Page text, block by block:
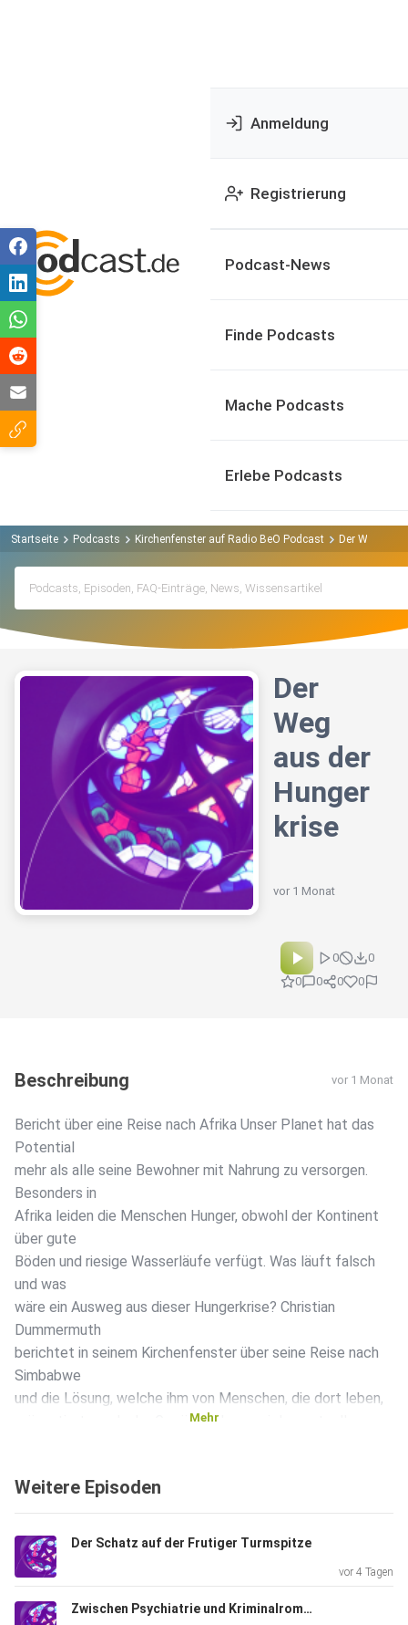
Anmeldung
Registrierung
Podcast-News
Finde Podcasts
Mache Podcasts
Erlebe Podcasts
Startseite Podcasts Kirchenfenster auf Radio BeO Podcast Der Weg aus
Der
Weg
aus der
Hunger
krise
vor 1 Monat
0
0
0
0 0 0
Beschreibung vor 1 Monat
Bericht über eine Reise nach Afrika Unser Planet hat das
Potential
mehr als alle seine Bewohner mit Nahrung zu versorgen.
Besonders in
Afrika leiden die Menschen Hunger, obwohl der Kontinent
über gute
Böden und riesige Wasserläufe verfügt. Was läuft falsch
und was
wäre ein Ausweg aus dieser Hungerkrise? Christian
Dummermuth
berichtet in seinem Kirchenfenster über seine Reise nach
Simbabwe
und die Lösung, welche ihm von Menschen, die dort leben,
präsentiert wurde. Im Gepäck nahm er viele wertvolle
daraus für
Mehr
Weitere Episoden
Der Schatz auf der Frutiger Turmspitze
vor 4 Tagen
Zwischen Psychiatrie und Kriminalroman